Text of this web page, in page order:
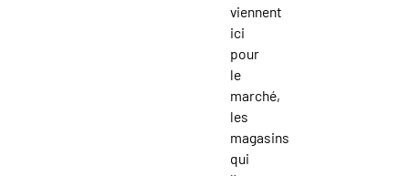
viennent
ici
pour
le
marché,
les
magasins
qui